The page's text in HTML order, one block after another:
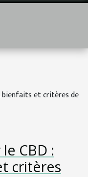
bienfaits et critères de
CBD :
critères